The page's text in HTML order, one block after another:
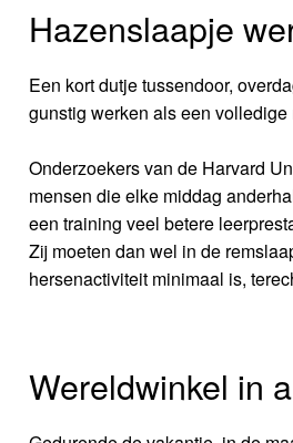
Hazenslaapje
Een kort dutje tussendoor,
gunstig werken als een
Onderzoekers van de Harvard
mensen die elke middag
een training veel betere
Zij moeten dan wel in de
hersenactiviteit minimaal is,
Wereldwinkel in